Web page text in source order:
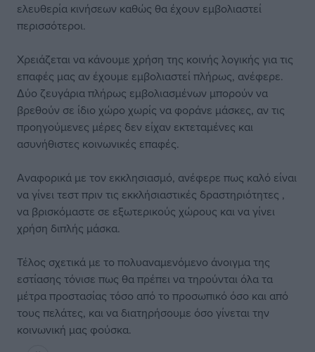
ελευθερία κινήσεων καθώς θα έχουν εμβολιαστεί
περισσότεροι.
Χρειάζεται να κάνουμε χρήση της κοινής λογικής για τις
επαφές μας αν έχουμε εμβολιαστεί πλήρως, ανέφερε.
Δύο ζευγάρια πλήρως εμβολιασμένων μπορούν να
βρεθούν σε ίδιο χώρο χωρίς να φοράνε μάσκες, αν τις
προηγούμενες μέρες δεν είχαν εκτεταμένες και
ασυνήθιστες κοινωνικές επαφές.
Αναφορικά με τον εκκλησιασμό, ανέφερε πως καλό είναι
να γίνει τεστ πριν τις εκκλήσιαστικές δραστηριότητες ,
να βρισκόμαστε σε εξωτερικούς χώρους και να γίνει
χρήση διπλής μάσκα.
Τέλος σχετικά με το πολυαναμενόμενο άνοιγμα της
εστίασης τόνισε πως θα πρέπει να τηρούνται όλα τα
μέτρα προστασίας τόσο από το προσωπικό όσο και από
τους πελάτες, και να διατηρήσουμε όσο γίνεται την
κοινωνική μας φούσκα.